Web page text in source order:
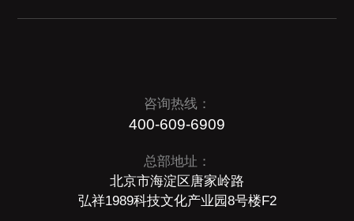
咨询热线：
400-609-6909
总部地址：
北京市海淀区唐家岭路
弘祥1989科技文化产业园8号楼F2